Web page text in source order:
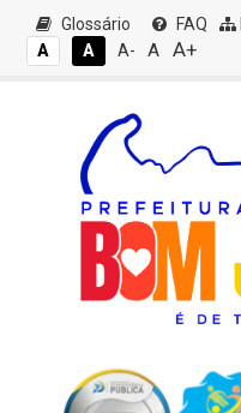
Glossário FAQ
A
A A- A A+